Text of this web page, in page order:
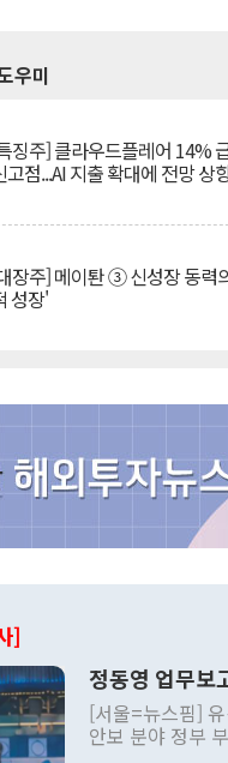
우미
징주] 클라우드플레어 14%
고점...AI 지출 확대에 전망 상
장주] 메이퇀 ③ 신성장 동력
성장'
]
정동영 업무보
[서울=뉴스핌]
안보 분야 정부